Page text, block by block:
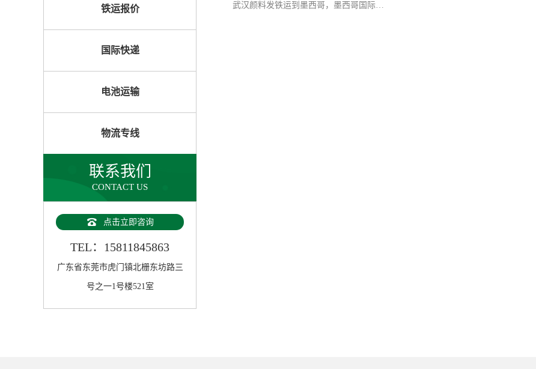
铁运报价
国际快递
电池运输
物流专线
联系我们
CONTACT US
点击立即咨询
TEL：15811845863
广东省东莞市虎门镇北栅东坊路三
号之一1号楼521室
武汉颜料发铁运到墨西哥，墨西哥国际物流专线